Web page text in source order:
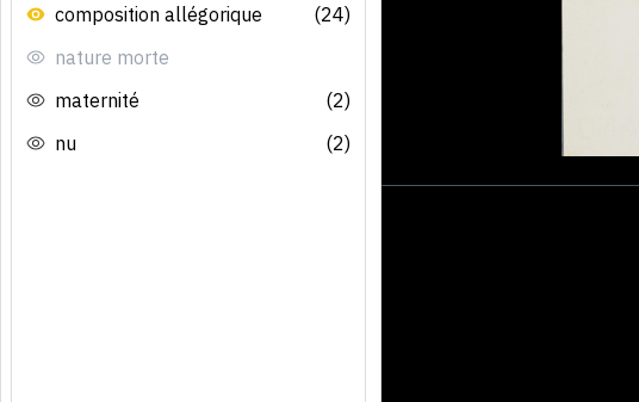
composition allégorique
(24)
nature morte
maternité
(2)
nu
(2)